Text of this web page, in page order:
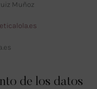
Muñoz
de los datos